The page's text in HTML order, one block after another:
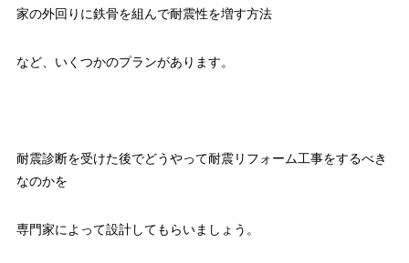
家の外回りに鉄骨を組んで耐震性を増す方法
など、いくつかのプランがあります。
耐震診断を受けた後でどうやって耐震リフォーム工事をするべき
なのかを
専門家によって設計してもらいましょう。